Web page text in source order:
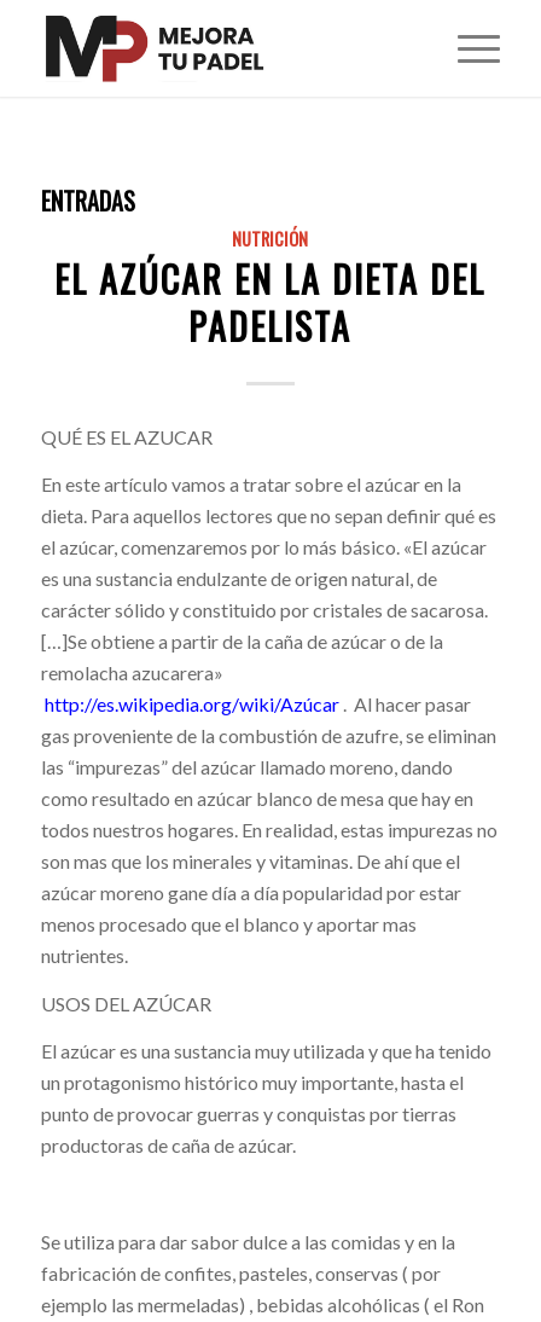
ENTRADAS
NUTRICIÓN
EL AZÚCAR EN LA DIETA DEL
PADELISTA
QUÉ ES EL AZUCAR
En este artículo vamos a tratar sobre el azúcar en la
dieta. Para aquellos lectores que no sepan definir qué es
el azúcar, comenzaremos por lo más básico. «El azúcar
es una sustancia endulzante de origen natural, de
carácter sólido y constituido por cristales de sacarosa.
[…]Se obtiene a partir de la caña de azúcar o de la
remolacha azucarera»
http://es.wikipedia.org/wiki/Azúcar. Al hacer pasar
gas proveniente de la combustión de azufre, se eliminan
las “impurezas” del azúcar llamado moreno, dando
como resultado en azúcar blanco de mesa que hay en
todos nuestros hogares. En realidad, estas impurezas no
son mas que los minerales y vitaminas. De ahí que el
azúcar moreno gane día a día popularidad por estar
menos procesado que el blanco y aportar mas
nutrientes.
USOS DEL AZÚCAR
El azúcar es una sustancia muy utilizada y que ha tenido
un protagonismo histórico muy importante, hasta el
punto de provocar guerras y conquistas por tierras
productoras de caña de azúcar.
Se utiliza para dar sabor dulce a las comidas y en la
fabricación de confites, pasteles, conservas ( por
ejemplo las mermeladas) , bebidas alcohólicas ( el Ron